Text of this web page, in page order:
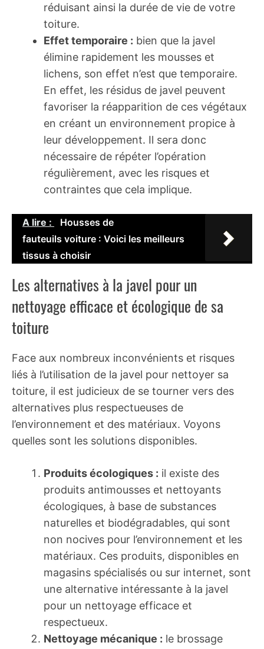
réduisant ainsi la durée de vie de votre
toiture.
Effet temporaire : bien que la javel
élimine rapidement les mousses et
lichens, son effet n’est que temporaire.
En effet, les résidus de javel peuvent
favoriser la réapparition de ces végétaux
en créant un environnement propice à
leur développement. Il sera donc
nécessaire de répéter l’opération
régulièrement, avec les risques et
contraintes que cela implique.
A lire :
Housses de
fauteuils voiture : Voici les meilleurs
tissus à choisir
Les alternatives à la javel pour un
nettoyage efficace et écologique de sa
toiture
Face aux nombreux inconvénients et risques
liés à l’utilisation de la javel pour nettoyer sa
toiture, il est judicieux de se tourner vers des
alternatives plus respectueuses de
l’environnement et des matériaux. Voyons
quelles sont les solutions disponibles.
Produits écologiques : il existe des
produits antimousses et nettoyants
écologiques, à base de substances
naturelles et biodégradables, qui sont
non nocives pour l’environnement et les
matériaux. Ces produits, disponibles en
magasins spécialisés ou sur internet, sont
une alternative intéressante à la javel
pour un nettoyage efficace et
respectueux.
Nettoyage mécanique : le brossage